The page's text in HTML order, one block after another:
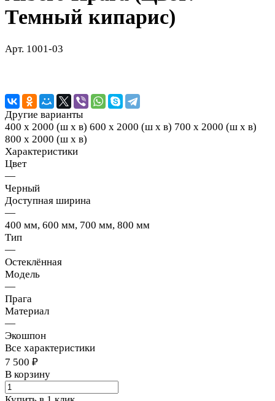
Темный кипарис)
Арт. 1001-03
Другие варианты
400 х 2000 (ш х в) 600 х 2000 (ш х в) 700 х 2000 (ш х в)
800 х 2000 (ш х в)
Характеристики
Цвет
—
Черный
Доступная ширина
—
400 мм, 600 мм, 700 мм, 800 мм
Тип
—
Остеклённая
Модель
—
Прага
Материал
—
Экошпон
Все характеристики
7 500 ₽
В корзину